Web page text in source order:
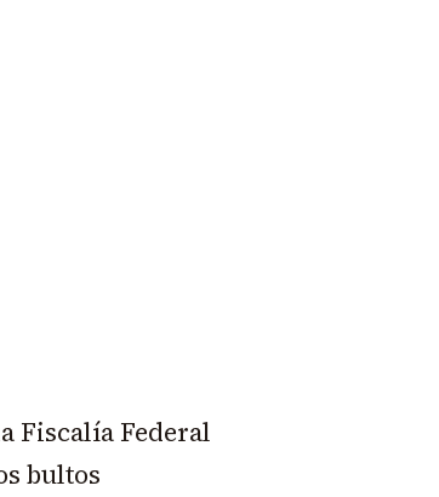
Fiscalía Federal
bultos